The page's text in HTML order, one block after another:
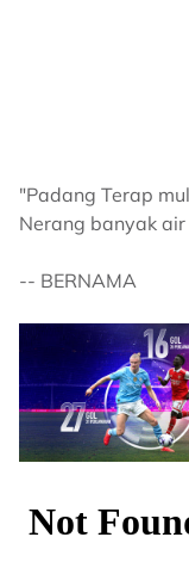
"Padang Terap
Nerang banyak
-- BERNAMA